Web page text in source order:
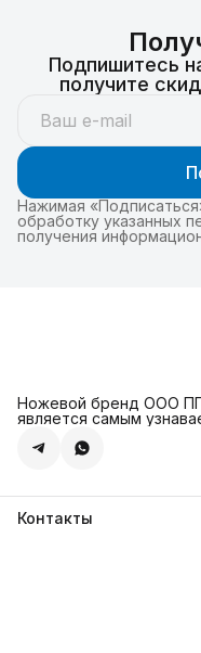
Подпишитесь
получите
Нажимая
обработку указанных
получения
Ножевой бренд ООО ПП
является самым
Контакты